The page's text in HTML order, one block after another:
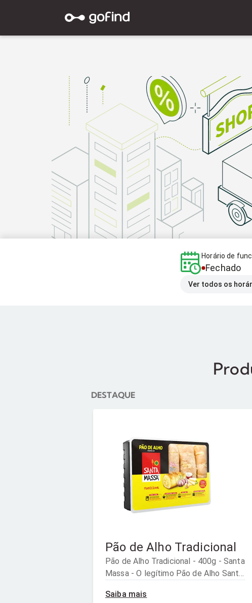
Horário de
Fechado
Ver todos os
DESTAQUE
Pão de Alho Tradicional
Pão de Alho Tradicional - 400g - Santa
Massa - O legítimo Pão de Alho Santa
leva à receita original, criada com
Saiba mais